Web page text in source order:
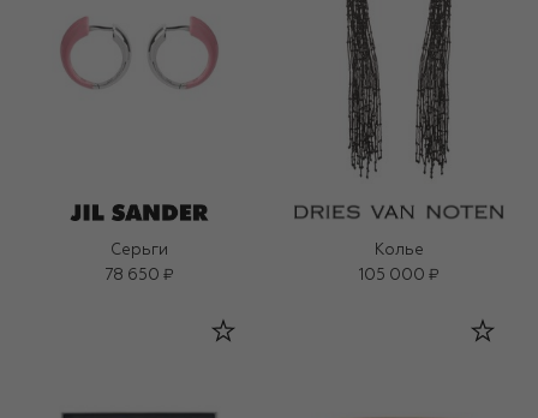
Серьги
78 650 ₽
Колье
105 000 ₽